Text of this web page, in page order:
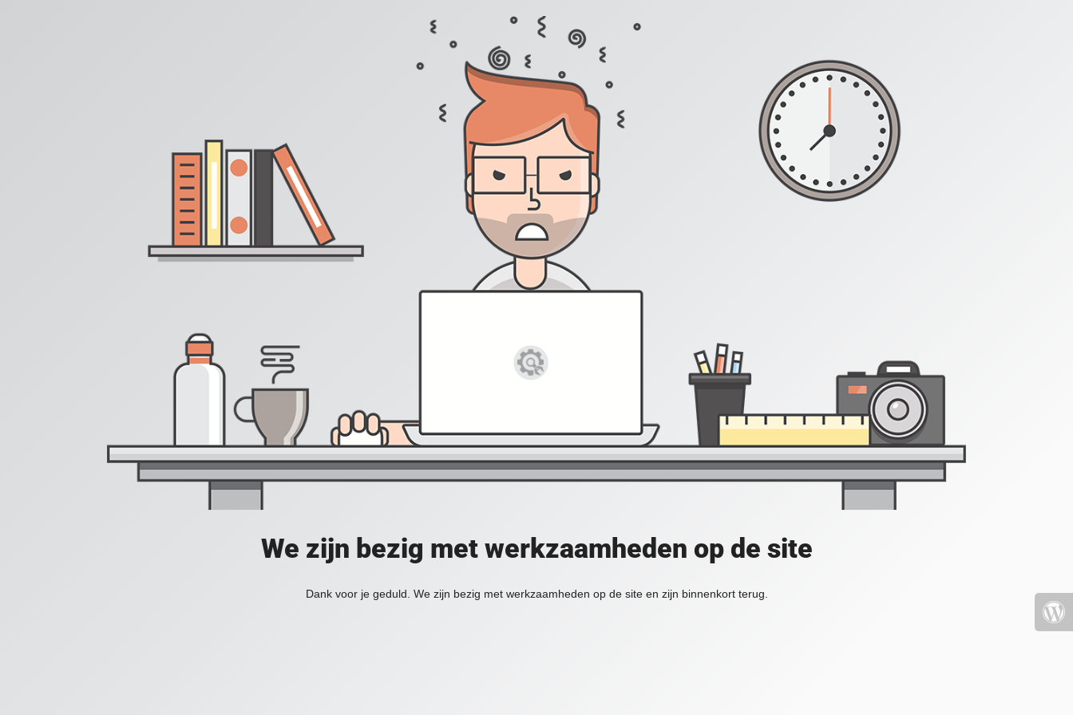
We zijn bezig met werkzaamheden op de site
Dank voor je geduld. We zijn bezig met werkzaamheden op de site en zijn binnenkort terug.